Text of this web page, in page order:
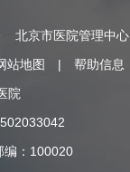
北京市医院管理中心
站地图 |
帮助信息
院
：100020